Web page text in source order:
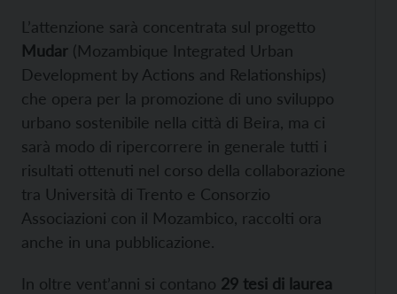
L’attenzione sarà concentrata sul progetto
Mudar (Mozambique Integrated Urban
Development by Actions and Relationships)
che opera per la promozione di uno sviluppo
urbano sostenibile nella città di Beira, ma ci
sarà modo di ripercorrere in generale tutti i
risultati ottenuti nel corso della collaborazione
tra Università di Trento e Consorzio
Associazioni con il Mozambico, raccolti ora
anche in una pubblicazione.
In oltre vent’anni si contano 29 tesi di laurea